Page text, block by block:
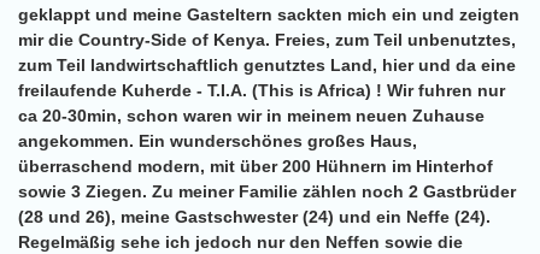
geklappt und meine Gasteltern sackten mich ein und zeigten
mir die Country-Side of Kenya. Freies, zum Teil unbenutztes,
zum Teil landwirtschaftlich genutztes Land, hier und da eine
freilaufende Kuherde - T.I.A. (This is Africa) ! Wir fuhren nur
ca 20-30min, schon waren wir in meinem neuen Zuhause
angekommen. Ein wunderschönes großes Haus,
überraschend modern, mit über 200 Hühnern im Hinterhof
sowie 3 Ziegen. Zu meiner Familie zählen noch 2 Gastbrüder
(28 und 26), meine Gastschwester (24) und ein Neffe (24).
Regelmäßig sehe ich jedoch nur den Neffen sowie die